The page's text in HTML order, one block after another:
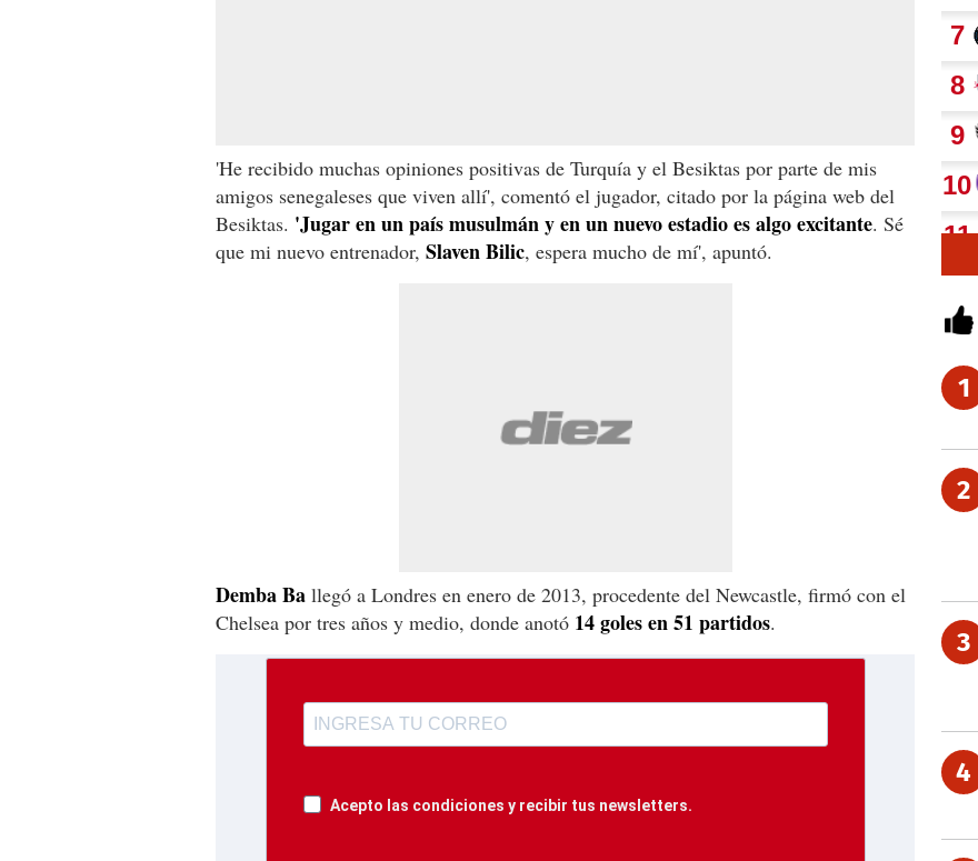
'He recibido muchas opiniones positivas de Turquía y el Besiktas por parte de mis
amigos senegaleses que viven allí', comentó el jugador, citado por la página web del
Besiktas. 'Jugar en un país musulmán y en un nuevo estadio es algo excitante. Sé
que mi nuevo entrenador, Slaven Bilic, espera mucho de mí', apuntó.
Demba Ba llegó a Londres en enero de 2013, procedente del Newcastle, firmó con el
Chelsea por tres años y medio, donde anotó 14 goles en 51 partidos.
Acepto las condiciones y recibir tus newsletters.
1
2
3
4